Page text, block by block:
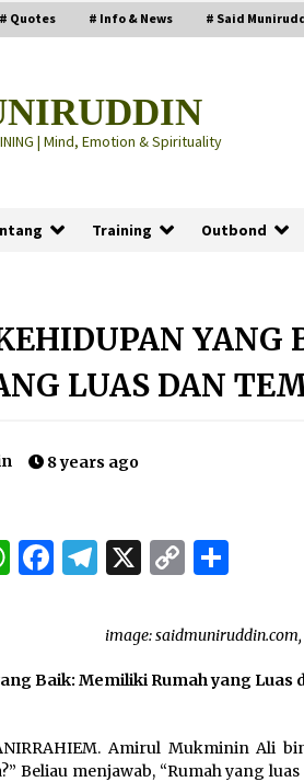
# Quotes # Info & News # Said
| Mind, Emotion & Spirituality
Training Outbond
Cara Agama
ago
Kehidupan”: Mati Dulu, Baru
“Qaddamat Lighad”:
Manusia Visioner dan
untuk 179 Guru Diniyah
Kota Banda Aceh
LUAS DAN
8 years ago
WhatsApp
Facebook
Telegram
X Copy
image: saidmuniruddin.com,
Baik: Memiliki Rumah yang Luas
Amirul Mukminin Ali
Beliau menjawab, “Rumah yang